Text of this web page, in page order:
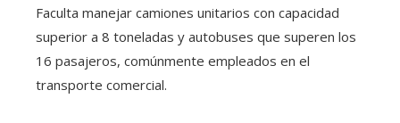
Faculta manejar camiones unitarios con capacidad
superior a 8 toneladas y autobuses que superen los
16 pasajeros, comúnmente empleados en el
transporte comercial.